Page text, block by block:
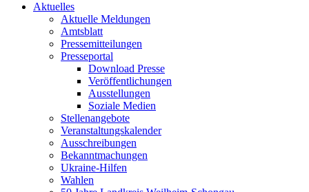
Aktuelles
Aktuelle Meldungen
Amtsblatt
Pressemitteilungen
Presseportal
Download Presse
Veröffentlichungen
Ausstellungen
Soziale Medien
Stellenangebote
Veranstaltungskalender
Ausschreibungen
Bekanntmachungen
Ukraine-Hilfen
Wahlen